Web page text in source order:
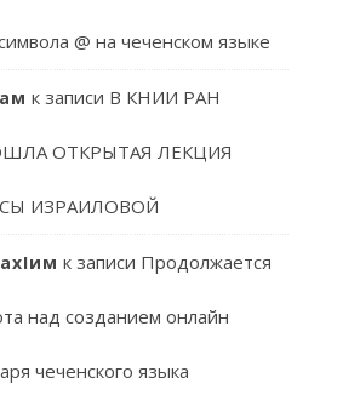
@ на чеченском языке
к записи В КНИИ РАН
ОТКРЫТАЯ ЛЕКЦИЯ
ИЗРАИЛОВОЙ
к записи Продолжается
над созданием онлайн
чеченского языка